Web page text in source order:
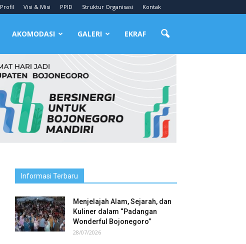
Profil Visi & Misi PPID Struktur Organisasi Kontak
AKOMODASI GALERI EKRAF
Informasi Terbaru
Menjelajah Alam, Sejarah, dan
Kuliner dalam “Padangan
Wonderful Bojonegoro”
28/07/2026